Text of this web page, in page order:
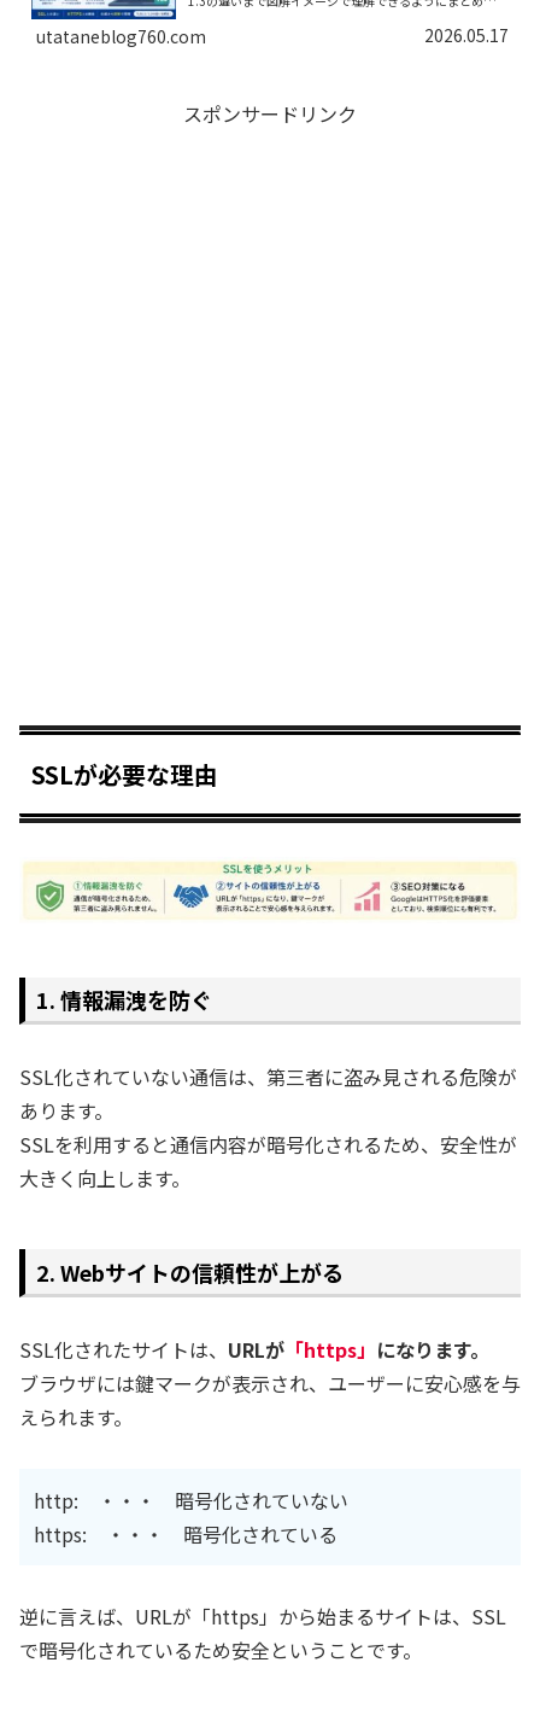
utataneblog760.com 2026.05.17
スポンサードリンク
SSLが必要な理由
1. 情報漏洩を防ぐ
SSL化されていない通信は、第三者に盗み見される危険が
あります。
SSLを利用すると通信内容が暗号化されるため、安全性が
大きく向上します。
2. Webサイトの信頼性が上がる
SSL化されたサイトは、 URLが 「https」 になります。
ブラウザには鍵マークが表示され、ユーザーに安心感を与
えられます。
http: ・・・ 暗号化されていない
https: ・・・ 暗号化されている
逆に言えば、URLが「https」から始まるサイトは、SSL
で暗号化されているため安全ということです。